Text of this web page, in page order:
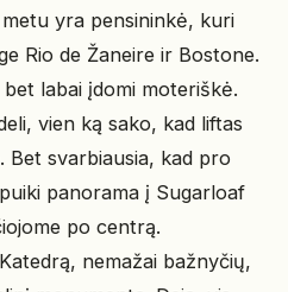
yra pensininkė, kuri
Rio de Žaneire ir Bostone.
labai įdomi moteriškė.
vien ką sako, kad liftas
Bet svarbiausia, kad pro
panorama į Sugarloaf
po centrą.
nemažai bažnyčių,